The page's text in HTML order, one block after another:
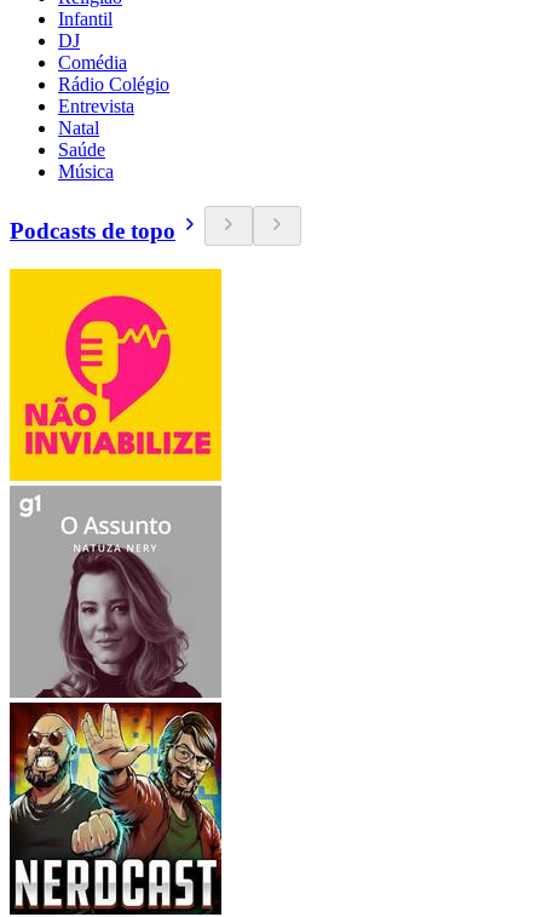
Infantil
DJ
Comédia
Rádio Colégio
Entrevista
Natal
Saúde
Música
Podcasts de topo